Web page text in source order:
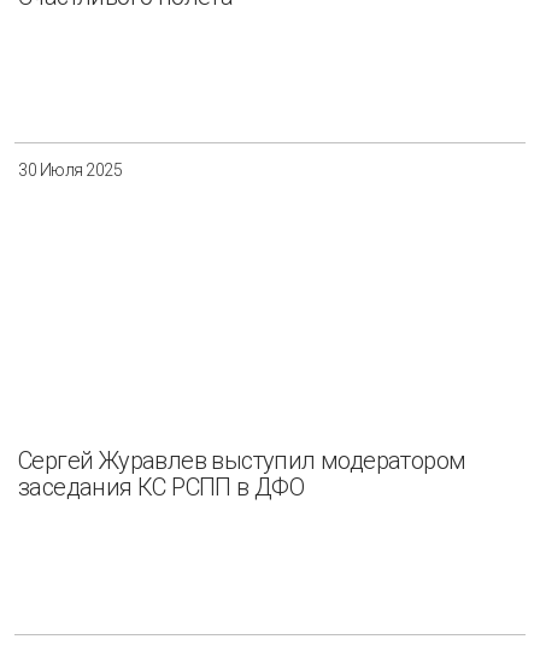
30 Июля 2025
Сергей Журавлев выступил модератором
заседания КС РСПП в ДФО